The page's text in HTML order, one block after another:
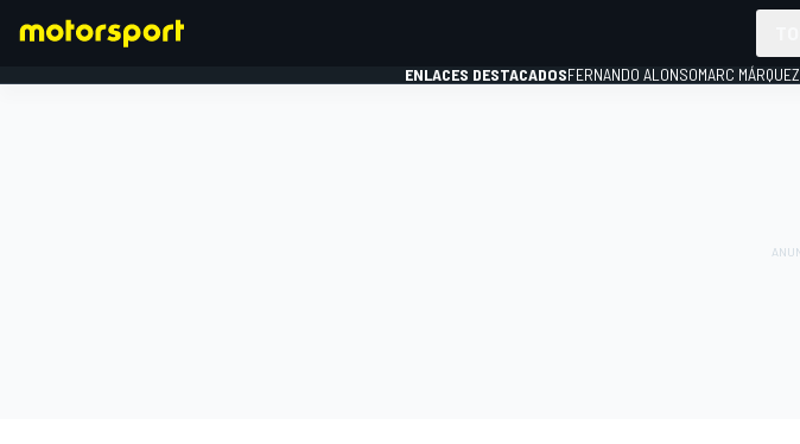
ENLACES DESTACADOSFERNANDO ALONSOMARC MÁRQUEZ